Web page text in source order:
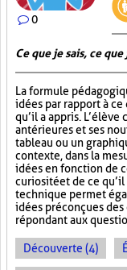
0
Ce que je sais, ce
La formule
idées par rapport à ce
qu’il a appris.
antérieures et ses
tableau ou un
contexte, dans la
idées en fonction de
curiosité et de ce
technique permet
idées préconçues
répondant aux
Découverte (4)